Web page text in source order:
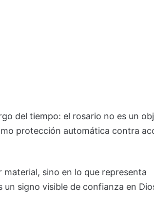
del tiempo: el rosario no es un
protección automática contra
sino en lo que representa
signo visible de confianza en